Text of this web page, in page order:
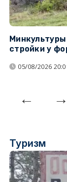
стройки у
05/08/2026
Туризм